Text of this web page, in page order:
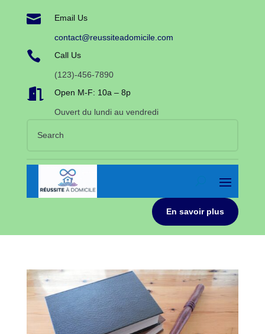
 Email Us
contact@reussiteadomicile.com
 Call Us
(123)-456-7890
 Open M-F: 10a – 8p
Ouvert du lundi au vendredi
En savoir plus